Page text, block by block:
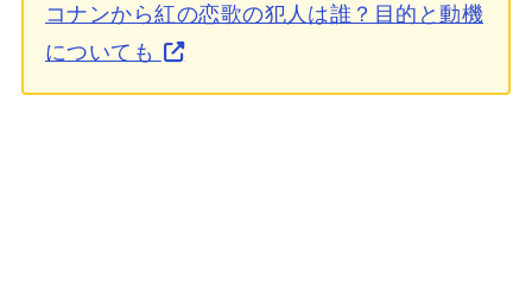
コナンから紅の恋歌の犯人は誰？目的と動機
についても